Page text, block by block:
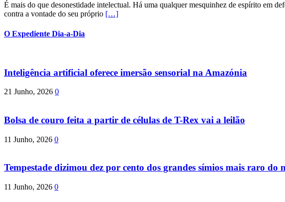
É mais do que desonestidade intelectual. Há uma qualquer mesquinhez de espírito em
contra a vontade do seu próprio […]
O Expediente Dia-a-Dia
Inteligência artificial oferece imersão sensorial na Amazónia
21 Junho, 2026 0
Bolsa de couro feita a partir de células de T-Rex vai a leilão
11 Junho, 2026 0
Tempestade dizimou dez por cento dos grandes símios mais raro do
11 Junho, 2026 0